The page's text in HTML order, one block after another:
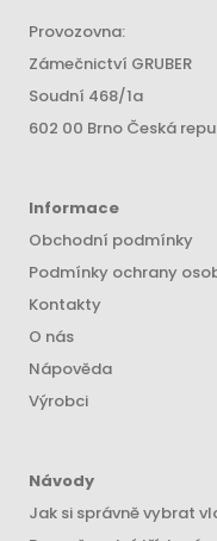
Provozovna:
Zámečnictví GRUBER
Soudní 468/1a
602 00 Brno Česká
Informace
Obchodní podmínky
Podmínky ochrany
Kontakty
O nás
Nápověda
Výrobci
Návody
Jak si správně vybrat